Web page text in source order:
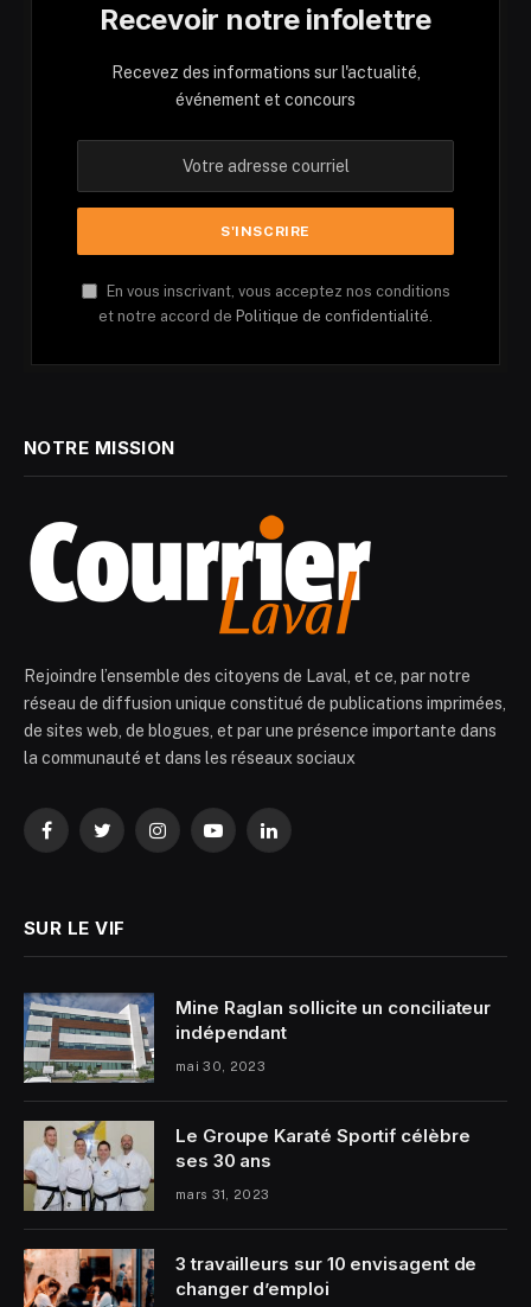
Recevoir notre infolettre
Recevez des informations sur l'actualité,
événement et concours
En vous inscrivant, vous acceptez nos conditions
et notre accord de Politique de confidentialité.
NOTRE MISSION
Rejoindre l’ensemble des citoyens de Laval, et ce, par notre
réseau de diffusion unique constitué de publications imprimées,
de sites web, de blogues, et par une présence importante dans
la communauté et dans les réseaux sociaux
FacebookTwitterInstagramYouTubeLinkedIn
SUR LE VIF
Mine Raglan sollicite un conciliateur
indépendant
mai 30, 2023
Le Groupe Karaté Sportif célèbre
ses 30 ans
mars 31, 2023
3 travailleurs sur 10 envisagent de
changer d’emploi